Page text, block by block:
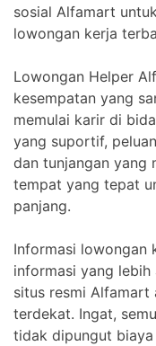
sosial Alfamart
lowongan kerja
Lowongan Helper
kesempatan yang
memulai karir di
yang suportif,
dan tunjangan yang
tempat yang tepat
panjang.
Informasi lowongan
informasi yang
situs resmi Alfamart
terdekat. Ingat,
tidak dipungut